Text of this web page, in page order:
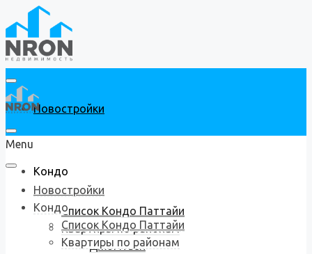
Новостройки
Кондо
Список Кондо Паттайи
Квартиры по районам
Джомтьен
Menu
Новостройки
Кондо
Список Кондо Паттайи
Квартиры по районам